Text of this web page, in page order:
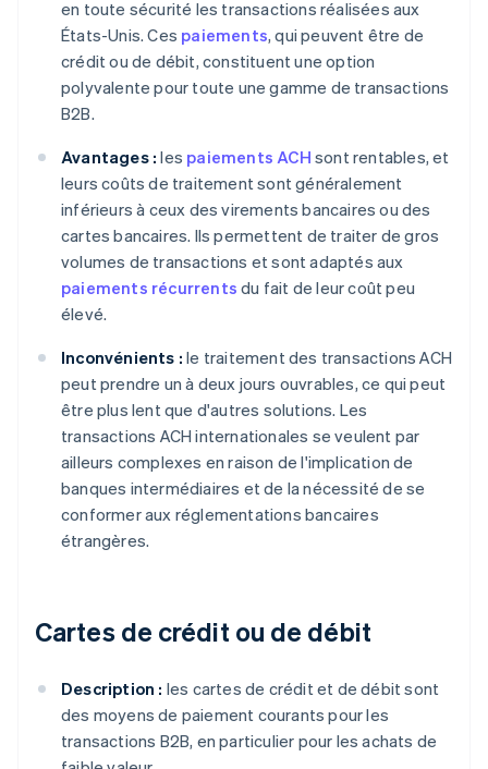
en toute sécurité les transactions réalisées aux
États-Unis. Ces paiements, qui peuvent être de
crédit ou de débit, constituent une option
polyvalente pour toute une gamme de transactions
B2B.
Avantages : les paiements ACH sont rentables, et
leurs coûts de traitement sont généralement
inférieurs à ceux des virements bancaires ou des
cartes bancaires. Ils permettent de traiter de gros
volumes de transactions et sont adaptés aux
paiements récurrents du fait de leur coût peu
élevé.
Inconvénients : le traitement des transactions ACH
peut prendre un à deux jours ouvrables, ce qui peut
être plus lent que d'autres solutions. Les
transactions ACH internationales se veulent par
ailleurs complexes en raison de l'implication de
banques intermédiaires et de la nécessité de se
conformer aux réglementations bancaires
étrangères.
Cartes de crédit ou de débit
Description : les cartes de crédit et de débit sont
des moyens de paiement courants pour les
transactions B2B, en particulier pour les achats de